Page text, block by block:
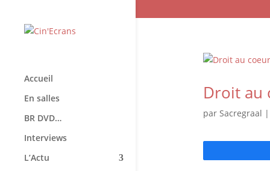
Accueil
En salles
BR DVD…
Interviews
L’Actu
Droit au
par Sacregraal |